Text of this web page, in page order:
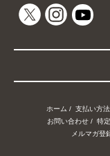
ホーム / 支払い方
お問い合わせ/ 特
メルマガ登